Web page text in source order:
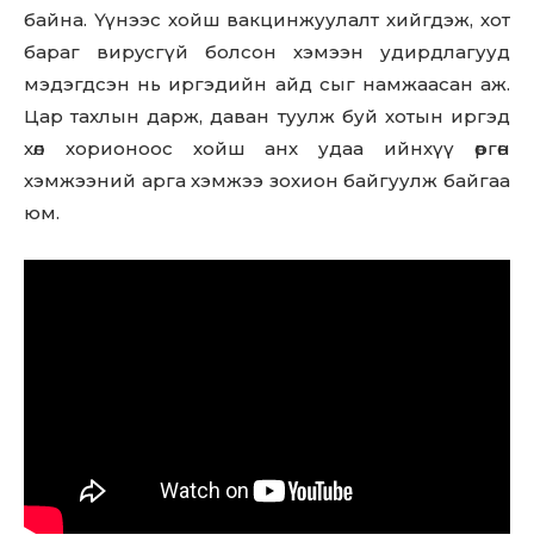
байна. Үүнээс хойш вакцинжуулалт хийгдэж, хот
бараг виpycгүй болсон хэмээн удирдлагууд
мэдэгдсэн нь иргэдийн айд сыг намжаасан аж.
Цap тaxлын дарж, даван туулж буй хотын иргэд
хөл хорионоос хойш анх удаа ийнхүү өргөн
хэмжээний арга хэмжээ зохион байгуулж байгаа
юм.